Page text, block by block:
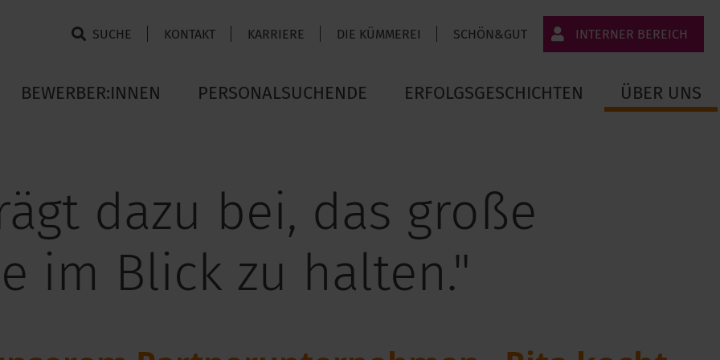
INTERNER BEREICH
JobImpuls
KONTAKT KARRIERE DIE KÜMMEREI SCHÖN&GUT
SUCHE
BEWERBER:INNEN PERSONALSUCHENDE ERFOLGSGESCHICHTEN ÜBER UNS
dazu bei, das große
im Blick zu halten."